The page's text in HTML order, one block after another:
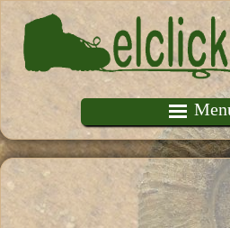
Pasar al contenido principal